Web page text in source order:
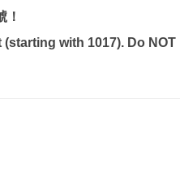
！
with 1017). Do NOT